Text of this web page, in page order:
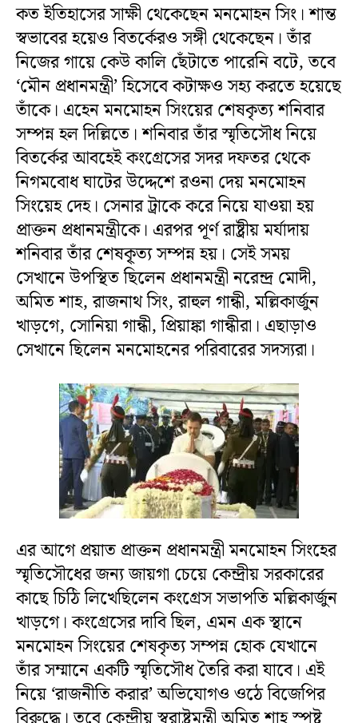
কত ইতিহাসের সাক্ষী থেকেছেন মনমোহন সিং। শান্ত
স্বভাবের হয়েও বিতর্কেরও সঙ্গী থেকেছেন। তাঁর
নিজের গায়ে কেউ কালি ছেঁটাতে পারেনি বটে, তবে
‘মৌন প্রধানমন্ত্রী’ হিসেবে কটাক্ষও সহ্য করতে হয়েছে
তাঁকে। এহেন মনমোহন সিংয়ের শেষকৃত্য শনিবার
সম্পন্ন হল দিল্লিতে। শনিবার তাঁর স্মৃতিসৌধ নিয়ে
বিতর্কের আবহেই কংগ্রেসের সদর দফতর থেকে
নিগমবোধ ঘাটের উদ্দেশে রওনা দেয় মনমোহন
সিংয়েহ দেহ। সেনার ট্রাকে করে নিয়ে যাওয়া হয়
প্রাক্তন প্রধানমন্ত্রীকে। এরপর পূর্ণ রাষ্ট্রীয় মর্যাদায়
শনিবার তাঁর শেষকৃ্ত্য সম্পন্ন হয়। সেই সময়
সেখানে উপস্থিত ছিলেন প্রধানমন্ত্রী নরেন্দ্র মোদী,
অমিত শাহ, রাজনাথ সিং, রাহুল গান্ধী, মল্লিকার্জুন
খাড়গে, সোনিয়া গান্ধী, প্রিয়াঙ্কা গান্ধীরা। এছাড়াও
সেখানে ছিলেন মনমোহনের পরিবারের সদস্যরা।
এর আগে প্রয়াত প্রাক্তন প্রধানমন্ত্রী মনমোহন সিংহের
স্মৃতিসৌধের জন্য জায়গা চেয়ে কেন্দ্রীয় সরকারের
কাছে চিঠি লিখেছিলেন কংগ্রেস সভাপতি মল্লিকার্জুন
খাড়গে। কংগ্রেসের দাবি ছিল, এমন এক স্থানে
মনমোহন সিংয়ের শেষকৃত্য সম্পন্ন হোক যেখানে
তাঁর সম্মানে একটি স্মৃতিসৌধ তৈরি করা যাবে। এই
নিয়ে ‘রাজনীতি করার’ অভিযোগও ওঠে বিজেপির